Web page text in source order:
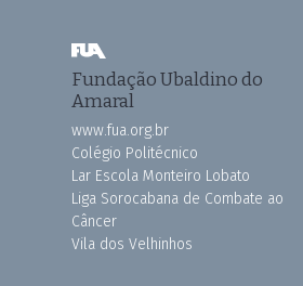
Fundação Ubaldino do
Amaral
www.fua.org.br
Colégio Politécnico
Lar Escola Monteiro Lobato
Liga Sorocabana de Combate ao
Câncer
Vila dos Velhinhos